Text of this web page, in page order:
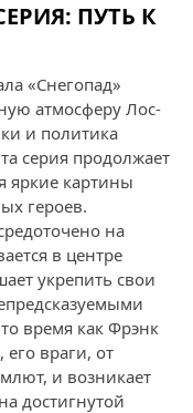
ПУТЬ К
«Снегопад»
атмосферу Лос-
и политика
серия продолжает
яркие картины
героев.
на
в центре
укрепить свои
время как Фрэнк
его враги, от
и возникает
достигнутой